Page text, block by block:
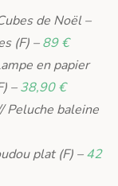
de Noël –
(F) –89 €
en papier
–38,90 €
Peluche baleine
plat (F) –42